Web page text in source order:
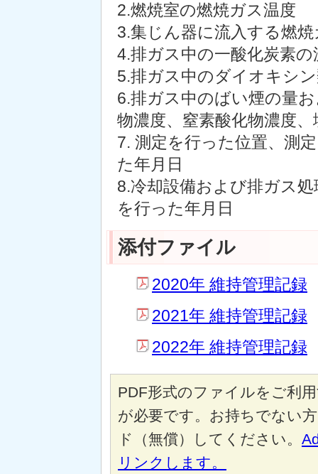
2.燃焼室の燃焼ガス温度
3.集じん器に流入する燃
4.排ガス中の一酸化炭素の
5.排ガス中のダイオキシ
6.排ガス中のばい煙の量
物濃度、窒素酸化物濃度
7. 測定を行った位置、測
た年月日
8.冷却設備および排ガス
を行った年月日
添付ファイル
2020年 維持管理記録
2021年 維持管理記録
2022年 維持管理記録
PDF形式のファイルをご利
が必要です。お持ちでない
ド（無償）してください。
リンクします。